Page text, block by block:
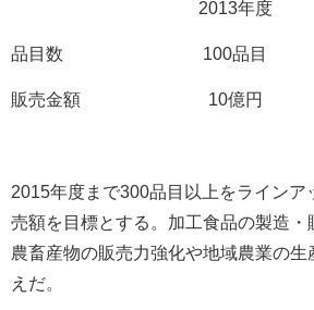
2013年度
品目数 100品目
販売金額 10億円
2015年度まで300品目以上をラインア
売額を目標とする。加工食品の製造・
農畜産物の販売力強化や地域農業の
えだ。